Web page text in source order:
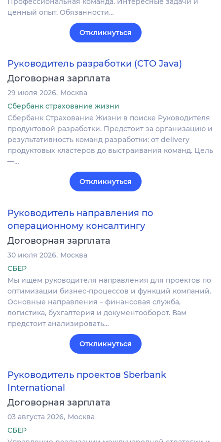
ценный опыт. Обязанности…
Откликнуться
Руководитель разработки (СТО Java)
Договорная зарплата
29 июля 2026 Москва
Сбербанк страхование жизни
Сбербанк Страхование Жизни в поиске Руководителя
продуктовой разработки. Предстоит за организацию и
результативность команд разработки: от delivery
продуктовых кластеров до выстраивания команд. Цель
—…
Откликнуться
Руководитель направления по
операционному консалтингу
Договорная зарплата
30 июля 2026 Москва
СБЕР
Мы ищем руководителя направления для проектов по
оптимизации бизнес-процессов и функций компаний.
Основные направления – финансовая служба,
логистика, бухгалтерия и документооборот. Вам
предстоит анализировать…
Откликнуться
Руководитель проектов Sberbank
International
Договорная зарплата
03 августа 2026 Москва
СБЕР